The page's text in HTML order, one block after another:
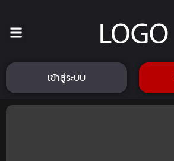
เข้าสู่ระบบ